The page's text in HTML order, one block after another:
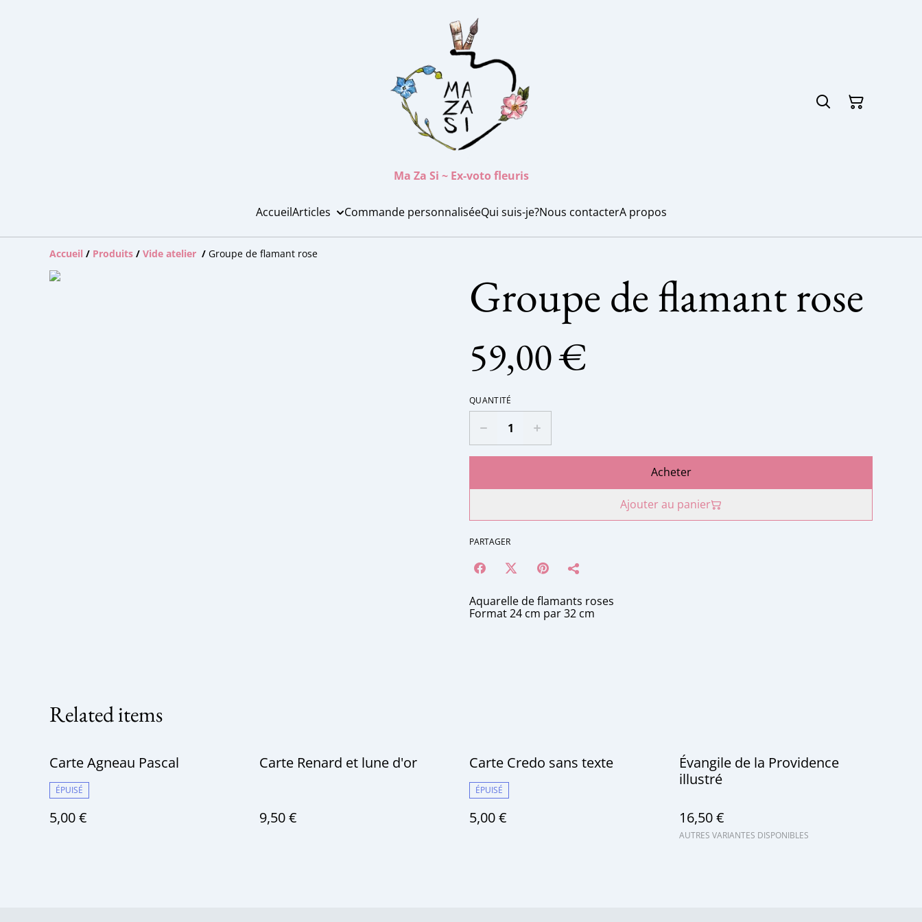
Ma Za Si ~ Ex-voto fleuris
AccueilArticles Commande personnaliséeQui suis-je?Nous contacterA propos
Accueil / Produits / Vide atelier / Groupe de flamant rose
Groupe de flamant rose
59,00 €
QUANTITÉ
Acheter
Ajouter au panier
PARTAGER
Aquarelle de flamants roses
Format 24 cm par 32 cm
Related items
Carte Agneau Pascal
ÉPUISÉ
5,00 €
Carte Renard et lune d'or
9,50 €
Carte Credo sans texte
ÉPUISÉ
5,00 €
Évangile de la Providence
illustré
16,50 €
AUTRES VARIANTES DISPONIBLES